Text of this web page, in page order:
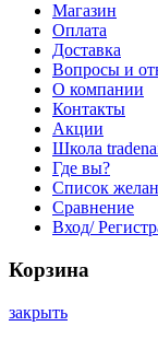
Магазин
Оплата
Доставка
Вопросы и
О компании
Контакты
Акции
Школа
Где вы?
Список
Сравнение
Вход/
Корзина
закрыть